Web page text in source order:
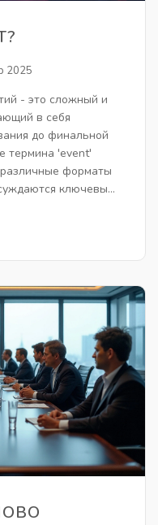
2025
- это сложный и
в себя
до финальной
термина 'event'
форматы
ключевые
по их
и